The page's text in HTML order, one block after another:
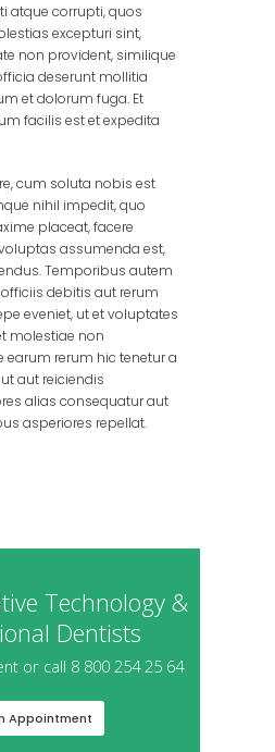
atque corrupti, quos
excepturi sint,
non provident, similique
deserunt mollitia
et dolorum fuga. Et
facilis est et expedita
cum soluta nobis est
nihil impedit, quo
placeat, facere
assumenda est,
Temporibus autem
debitis aut rerum
eveniet, ut et voluptates
molestiae non
earum rerum hic tenetur a
aut reiciendis
alias consequatur aut
asperiores repellat.
Technology &
Dentists
or call 8 800 254 25 64
Appointment